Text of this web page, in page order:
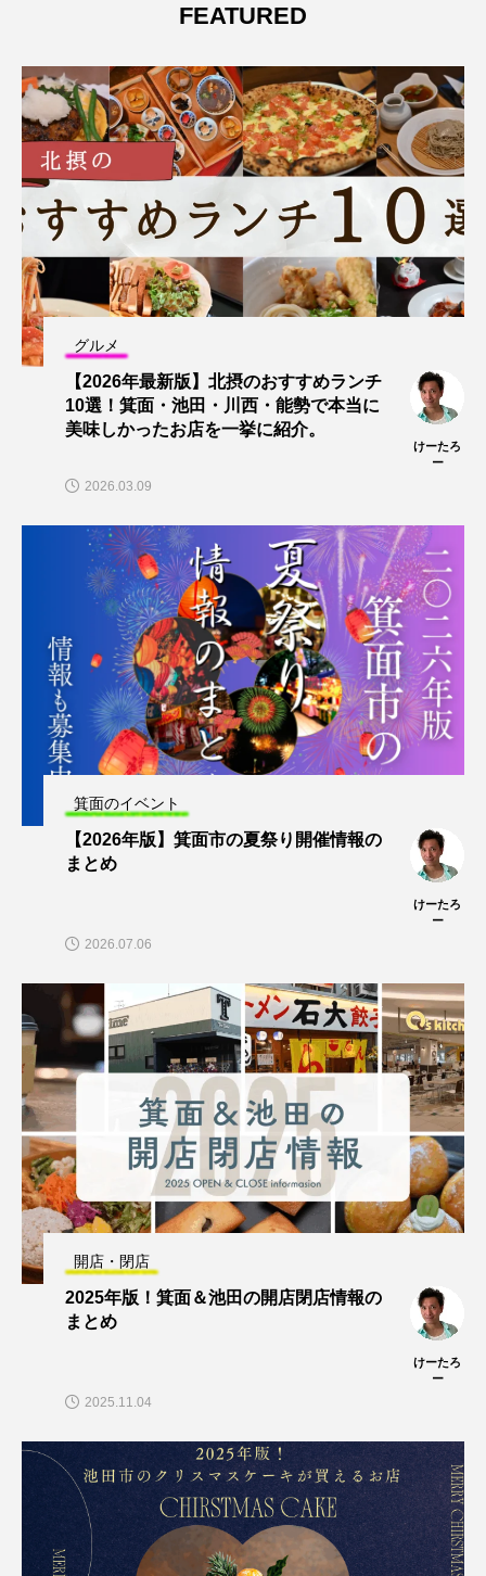
FEATURED
グルメ
【2026年最新版】北摂のおすすめランチ
10選！箕面・池田・川西・能勢で本当に
美味しかったお店を一挙に紹介。
けーたろ
ー
2026.03.09
箕面のイベント
【2026年版】箕面市の夏祭り開催情報の
まとめ
けーたろ
ー
2026.07.06
開店・閉店
2025年版！箕面＆池田の開店閉店情報の
まとめ
けーたろ
ー
2025.11.04